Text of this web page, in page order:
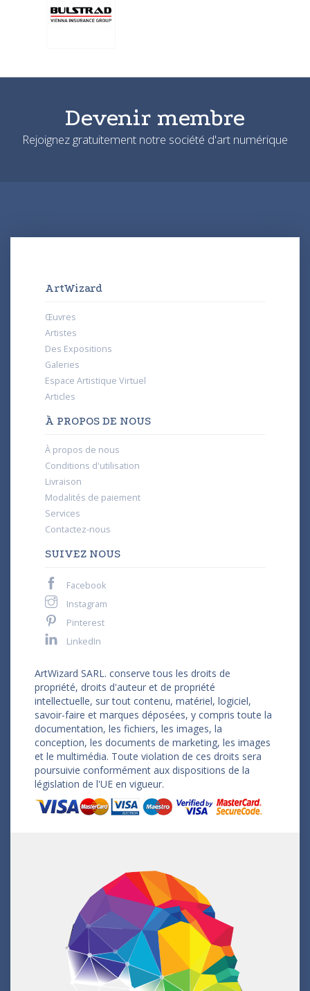
Devenir membre
Rejoignez gratuitement notre société d'art numérique
ArtWizard
Œuvres
Artistes
Des Expositions
Galeries
Espace Artistique Virtuel
Articles
À PROPOS DE NOUS
À propos de nous
Conditions d'utilisation
Livraison
Modalités de paiement
Services
Contactez-nous
SUIVEZ NOUS
Facebook
Instagram
Pinterest
LinkedIn
ArtWizard SARL. conserve tous les droits de
propriété, droits d'auteur et de propriété
intellectuelle, sur tout contenu, matériel, logiciel,
savoir-faire et marques déposées, y compris toute la
documentation, les fichiers, les images, la
conception, les documents de marketing, les images
et le multimédia. Toute violation de ces droits sera
poursuivie conformément aux dispositions de la
législation de l'UE en vigueur.